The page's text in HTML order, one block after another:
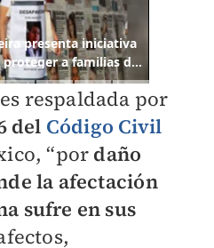
respaldada por
del Código Civil
“por daño
la afectación
sufre en sus